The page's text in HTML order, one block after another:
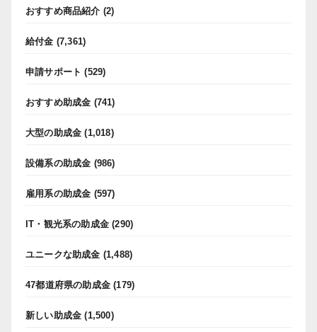
おすすめ商品紹介 (2)
給付金 (7,361)
申請サポート (529)
おすすめ助成金 (741)
大型の助成金 (1,018)
設備系の助成金 (986)
雇用系の助成金 (597)
IT・観光系の助成金 (290)
ユニークな助成金 (1,488)
47都道府県の助成金 (179)
新しい助成金 (1,500)